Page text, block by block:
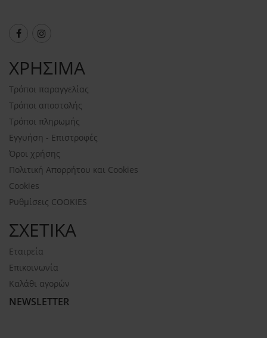
ΧΡΗΣΙΜΑ
Τρόποι παραγγελίας
Τρόποι αποστολής
Τρόποι πληρωμής
Εγγυήση - Επιστροφές
Όροι χρήσης
Πολιτική Απορρήτου και Cookies
Cookies
Ρυθμίσεις COOKIES
ΣΧΕΤΙΚΑ
Εταιρεία
Επικοινωνία
Καλάθι αγορών
NEWSLETTER